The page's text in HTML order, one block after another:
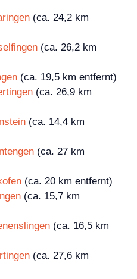
(ca. 24,2 km
(ca. 26,2 km
(ca. 19,5 km entfernt)
(ca. 26,9 km
(ca. 14,4 km
(ca. 27 km
(ca. 20 km entfernt)
(ca. 15,7 km
(ca. 16,5 km
(ca. 27,6 km